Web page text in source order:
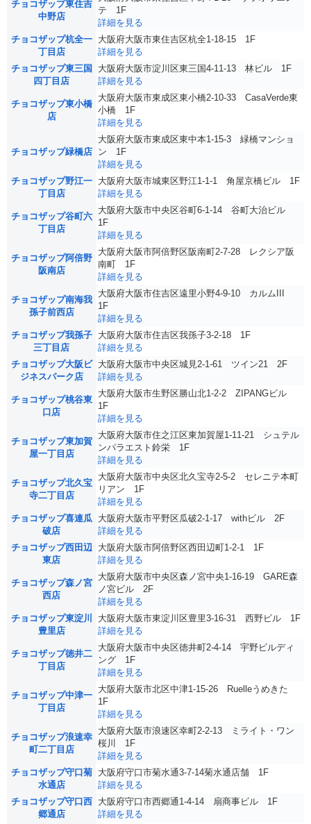
チョコザップ東住吉
中野店
テ 1F
詳細を見る
チョコザップ杭全一
丁目店
大阪府大阪市東住吉区杭全1-18-15 1F
詳細を見る
チョコザップ東三国
四丁目店
大阪府大阪市淀川区東三国4-11-13 林ビル 1F
詳細を見る
チョコザップ東小橋
店
大阪府大阪市東成区東小橋2-10-33 CasaVerde東
小橋 1F
詳細を見る
チョコザップ緑橋店
大阪府大阪市東成区東中本1-15-3 緑橋マンショ
ン 1F
詳細を見る
チョコザップ野江一
丁目店
大阪府大阪市城東区野江1-1-1 角屋京橋ビル 1F
詳細を見る
チョコザップ谷町六
丁目店
大阪府大阪市中央区谷町6-1-14 谷町大治ビル
1F
詳細を見る
チョコザップ阿倍野
阪南店
大阪府大阪市阿倍野区阪南町2-7-28 レクシア阪
南町 1F
詳細を見る
チョコザップ南海我
孫子前西店
大阪府大阪市住吉区遠里小野4-9-10 カルムIII
1F
詳細を見る
チョコザップ我孫子
三丁目店
大阪府大阪市住吉区我孫子3-2-18 1F
詳細を見る
チョコザップ大阪ビ
ジネスパーク店
大阪府大阪市中央区城見2-1-61 ツイン21 2F
詳細を見る
チョコザップ桃谷東
口店
大阪府大阪市生野区勝山北1-2-2 ZIPANGビル
1F
詳細を見る
チョコザップ東加賀
屋一丁目店
大阪府大阪市住之江区東加賀屋1-11-21 シュテル
ンパラエスト鈴栄 1F
詳細を見る
チョコザップ北久宝
寺二丁目店
大阪府大阪市中央区北久宝寺2-5-2 セレニテ本町
リアン 1F
詳細を見る
チョコザップ喜連瓜
破店
大阪府大阪市平野区瓜破2-1-17 withビル 2F
詳細を見る
チョコザップ西田辺
東店
大阪府大阪市阿倍野区西田辺町1-2-1 1F
詳細を見る
チョコザップ森ノ宮
西店
大阪府大阪市中央区森ノ宮中央1-16-19 GARE森
ノ宮ビル 2F
詳細を見る
チョコザップ東淀川
豊里店
大阪府大阪市東淀川区豊里3-16-31 西野ビル 1F
詳細を見る
チョコザップ徳井二
丁目店
大阪府大阪市中央区徳井町2-4-14 宇野ビルディ
ング 1F
詳細を見る
チョコザップ中津一
丁目店
大阪府大阪市北区中津1-15-26 Ruelleうめきた
1F
詳細を見る
チョコザップ浪速幸
町二丁目店
大阪府大阪市浪速区幸町2-2-13 ミライト・ワン
桜川 1F
詳細を見る
チョコザップ守口菊
水通店
大阪府守口市菊水通3-7-14菊水通店舗 1F
詳細を見る
チョコザップ守口西
郷通店
大阪府守口市西郷通1-4-14 扇商事ビル 1F
詳細を見る